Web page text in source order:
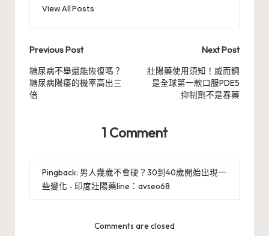
View All Posts
Post
navigation
Previous Post
糖尿病不舉還能恢復嗎？
糖尿病陽痿的機率高出三
倍
Next Post
壯陽藥使用須知！威而鋼
是全球第一款口服PDE5
抑制劑不是春藥
1 Comment
Pingback: 男人幾歲不會硬？30到40歲開始出現一
些變化 - 印度壯陽藥line：avseo68
Comments are closed